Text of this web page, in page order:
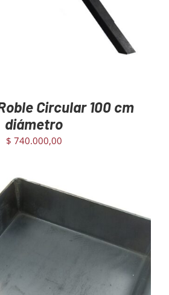
Circular 100 cm
diámetro
$ 740.000,00
AL CARRITO /